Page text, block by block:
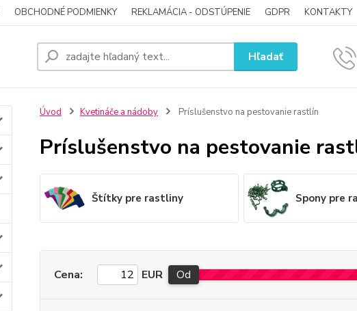
OBCHODNÉ PODMIENKY REKLAMÁCIA - ODSTÚPENIE GDPR KONTAKTY
Hľadať
Úvod Kvetináče a nádoby Príslušenstvo na pestovanie rastlín
Príslušenstvo na pestovanie
Štítky pre rastliny Spony pre
Cena: EUR Od